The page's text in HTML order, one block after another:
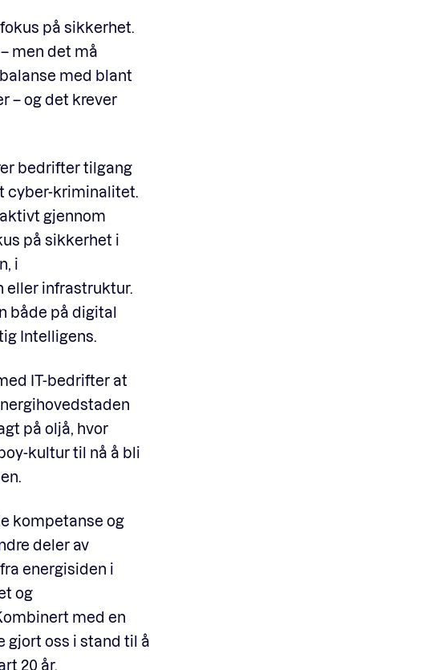
på sikkerhet.
men det må
med blant
– og det krever
bedrifter tilgang
cyber-kriminalitet.
gjennom
på sikkerhet i
i
eller infrastruktur.
både på digital
Intelligens.
IT-bedrifter at
på oljå, hvor
kultur til nå å bli
kompetanse og
deler av
energisiden i
og
med en
gjort oss i stand til å
20 år.